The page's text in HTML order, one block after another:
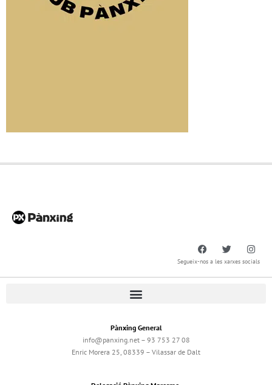
Segueix-nos a les xarxes socials
Pànxing General
info@panxing.net – 93 753 27 08
Enric Morera 25, 08339 – Vilassar de Dalt